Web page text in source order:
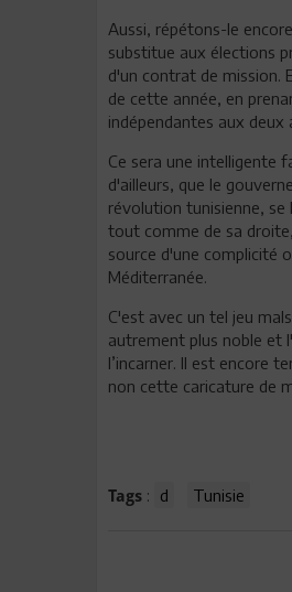
Aussi, répétons-le
substitue aux élections
d'un contrat de mission.
de cette année, en
indépendantes aux deux
Ce sera une intelligente
d'ailleurs, que le
révolution tunisienne,
tout comme de sa
source d'une complicité
Méditerranée.
C'est avec un tel jeu
autrement plus noble et
l’incarner. Il est encore
non cette caricature de
Tags : d Tunisie